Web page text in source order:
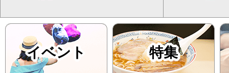
イベント 特集